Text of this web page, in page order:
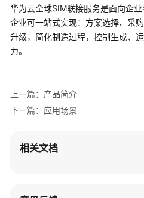
明
权
SLA
华为云全球SIM联接服务是面向企业
企业可一站式实现：方案选择、采
升级，简化制造过程，控制生成、
力。
上一篇：产品简介
下一篇：应用场景
相关文档